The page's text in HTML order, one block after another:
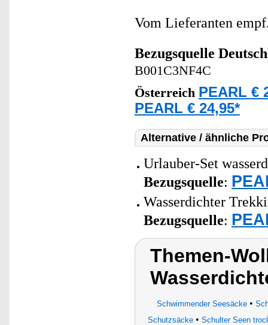
Vom Lieferanten
Bezugsquelle
B001C3NF4C
Österreich PEARL €
PEARL € 24,95*
Alternative / ähnliche
Urlauber-Set
Bezugsquelle:
Wasserdichter
Bezugsquelle:
Themen-
Schwimmender Seesäcke•
Schutzsäcke• Schulter Seen